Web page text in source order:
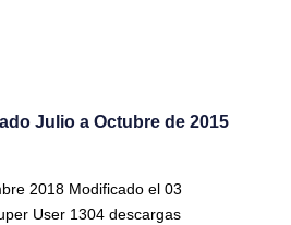
Julio a Octubre de 2015
2018 Modificado el 03
User 1304 descargas